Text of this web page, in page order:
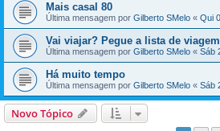
Mais casal 80
Última mensagem por Gilberto SMelo « Qui
Vai viajar? Pegue a lista de
Última mensagem por Gilberto SMelo « Sáb
Há muito tempo
Última mensagem por Gilberto SMelo « Sáb
Novo Tópico